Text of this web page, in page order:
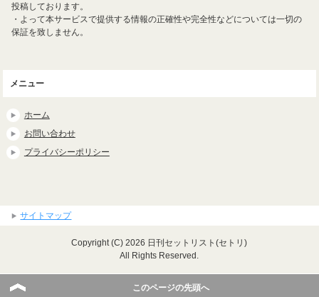
投稿しております。
・よって本サービスで提供する情報の正確性や完全性などについては一切の
保証を致しません。
メニュー
ホーム
お問い合わせ
プライバシーポリシー
サイトマップ
Copyright (C) 2026 日刊セットリスト(セトリ)
All Rights Reserved.
このページの先頭へ